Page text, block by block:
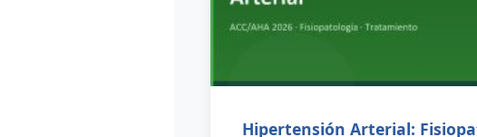
Hipertensión Arterial: